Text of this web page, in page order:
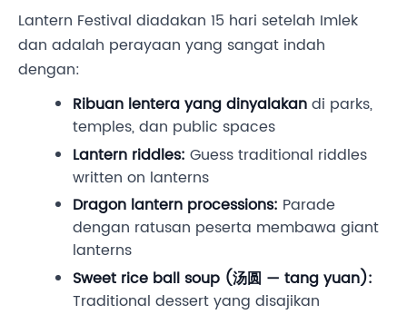
Lantern Festival diadakan 15 hari setelah Imlek
dan adalah perayaan yang sangat indah
dengan:
Ribuan lentera yang dinyalakandi parks,
temples, dan public spaces
Lantern riddles: Guess traditional riddles
written on lanterns
Dragon lantern processions: Parade
dengan ratusan peserta membawa giant
lanterns
Sweet rice ball soup (汤圆 — tang yuan):
Traditional dessert yang disajikan